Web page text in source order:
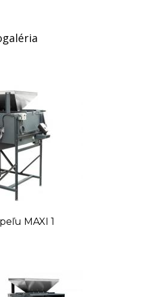
motora pomocou
4mm / 0,5mm
mm
1380 / 1710 mm
MAXI 1